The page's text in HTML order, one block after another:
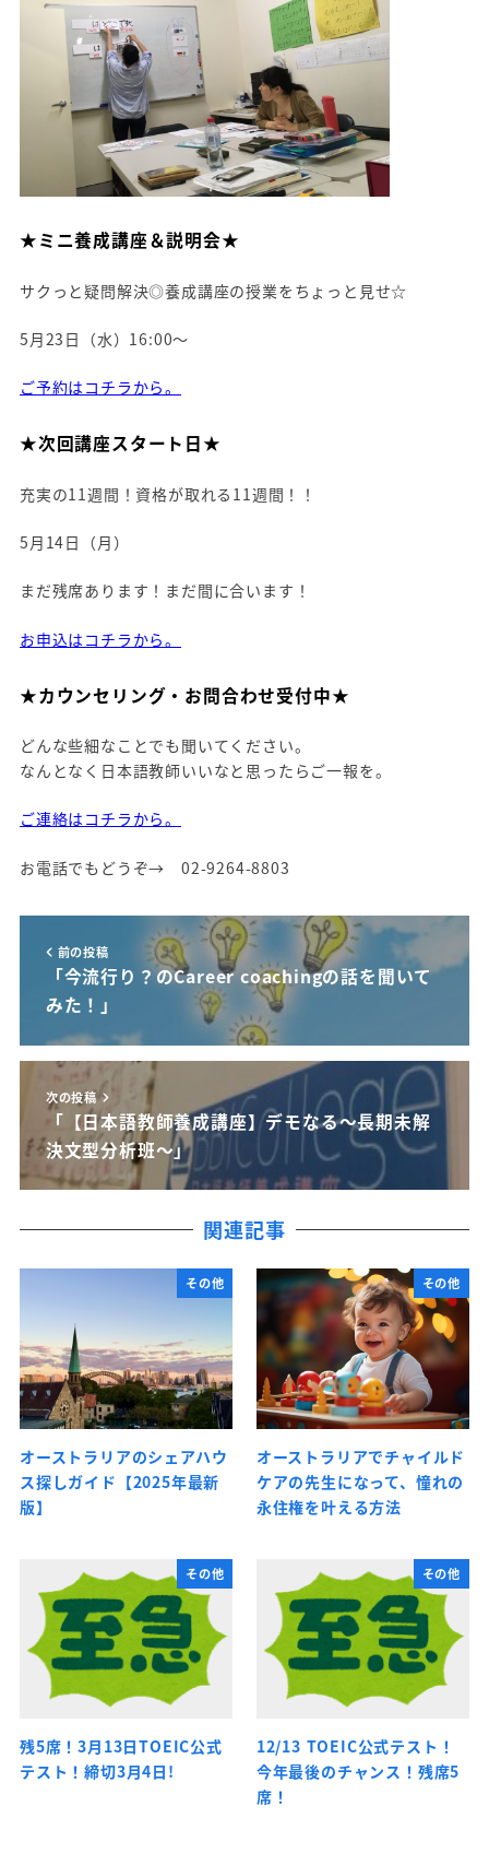
★ミニ養成講座＆説明会★
サクっと疑問解決◎養成講座の授業をちょっと見せ☆
5月23日（水）16:00～
ご予約はコチラから。
★次回講座スタート日★
充実の11週間！資格が取れる11週間！！
5月14日（月）
まだ残席あります！まだ間に合います！
お申込はコチラから。
★カウンセリング・お問合わせ受付中★
どんな些細なことでも聞いてください。
なんとなく日本語教師いいなと思ったらご一報を。
ご連絡はコチラから。
お電話でもどうぞ→ 02-9264-8803
前の投稿
「今流行り？のCareer coachingの話を聞いて
みた！」
次の投稿
「【日本語教師養成講座】デモなる～長期未解
決文型分析班～」
関連記事
その他
オーストラリアのシェアハウ
ス探しガイド【2025年最新
版】
その他
オーストラリアでチャイルド
ケアの先生になって、憧れの
永住権を叶える方法
その他
残5席！3月13日TOEIC公式
テスト！締切3月4日!
その他
12/13 TOEIC公式テスト！
今年最後のチャンス！残席5
席！